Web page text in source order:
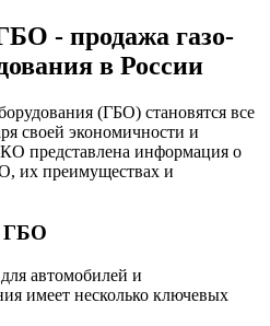
- продажа газо-
в России
(ГБО) становятся все
своей экономичности и
представлена информация о
их преимуществах и
ГБО
автомобилей и
имеет несколько ключевых